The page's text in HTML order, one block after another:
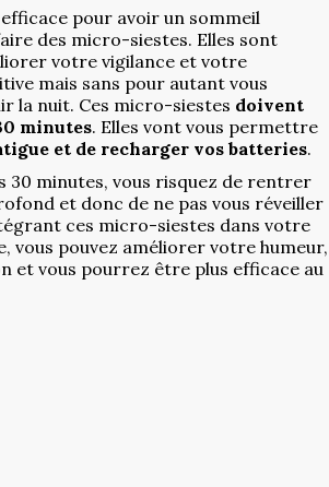
pour avoir un sommeil
des micro-siestes. Elles sont
votre vigilance et votre
mais sans pour autant vous
la nuit. Ces micro-siestes doivent
minutes. Elles vont vous permettre
et de recharger vos batteries.
30 minutes, vous risquez de rentrer
et donc de ne pas vous réveiller
ces micro-siestes dans votre
vous pouvez améliorer votre humeur,
et vous pourrez être plus efficace au